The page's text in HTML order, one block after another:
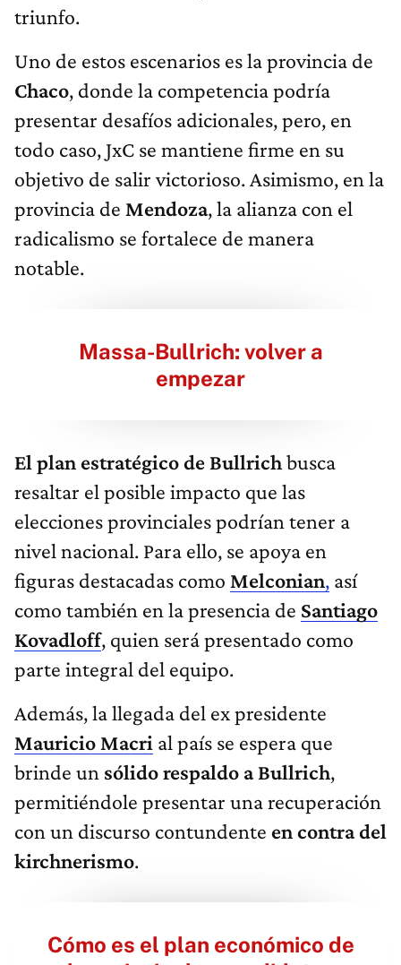
triunfo.
Uno de estos escenarios es la provincia de
Chaco, donde la competencia podría
presentar desafíos adicionales, pero, en
todo caso, JxC se mantiene firme en su
objetivo de salir victorioso. Asimismo, en la
provincia de Mendoza, la alianza con el
radicalismo se fortalece de manera
notable.
Massa-Bullrich: volver a
empezar
El plan estratégico de Bullrichbusca
resaltar el posible impacto que las
elecciones provinciales podrían tener a
nivel nacional. Para ello, se apoya en
figuras destacadas como Melconian, así
como también en la presencia de Santiago
Kovadloff, quien será presentado como
parte integral del equipo.
Además, la llegada del ex presidente
Mauricio Macri al país se espera que
brinde un sólido respaldo a Bullrich,
permitiéndole presentar una recuperación
con un discurso contundente en contra del
kirchnerismo.
Cómo es el plan económico de